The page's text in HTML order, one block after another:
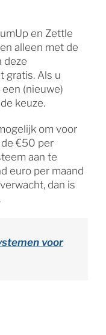
en Zettle
alleen met de
deze
gratis. Als u
(nieuwe)
keuze.
om voor
€50 per
aan te
euro per maand
dan is
voor